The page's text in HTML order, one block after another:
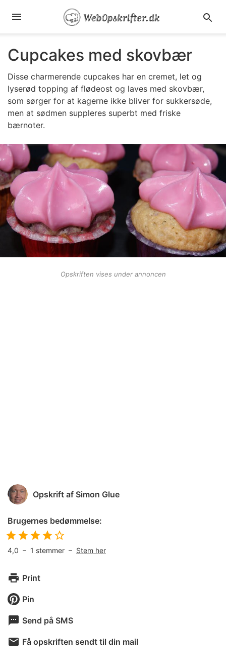
Cupcakes med skovbær
Disse charmerende cupcakes har en cremet, let og
lyserød topping af flødeost og laves med skovbær,
som sørger for at kagerne ikke bliver for sukkersøde,
men at sødmen suppleres superbt med friske
bærnoter.
Opskriften vises under annoncen
Opskrift af Simon Glue
Brugernes bedømmelse:
4,0 – 1 stemmer – Stem her
Print
Pin
Send på SMS
Få opskriften sendt til din mail